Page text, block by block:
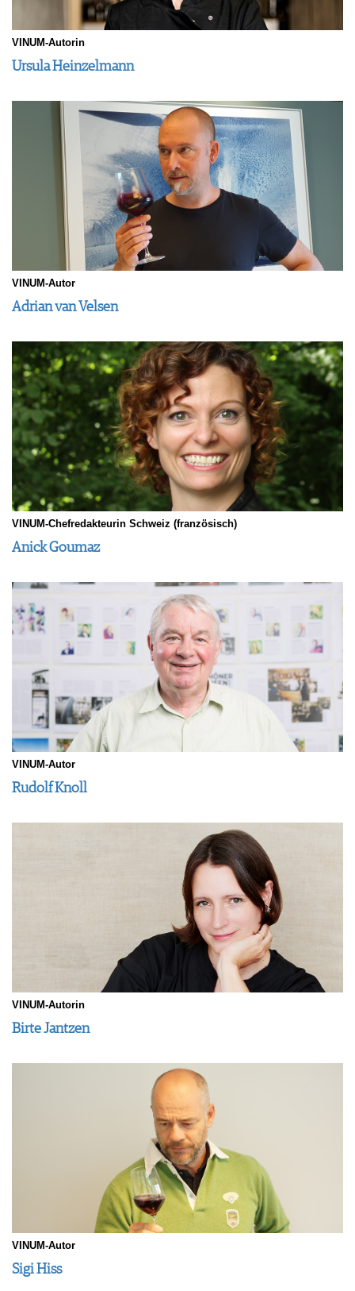
VINUM-Autorin
Ursula Heinzelmann
VINUM-Autor
Adrian van Velsen
VINUM-Chefredakteurin Schweiz (französisch)
Anick Goumaz
VINUM-Autor
Rudolf Knoll
VINUM-Autorin
Birte Jantzen
VINUM-Autor
Sigi Hiss